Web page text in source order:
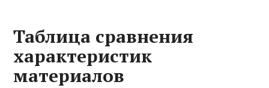
Таблица сравнения
характеристик
материалов